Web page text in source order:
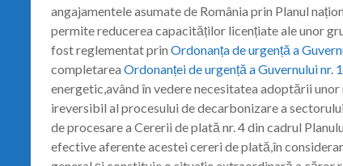
angajamentele asumate de România prin Planul
permite reducerea capacităților licențiate ale unor
fost reglementat prin Ordonanța de urgență a
completarea Ordonanței de urgență a Guvernului nr.
energetic,având în vedere necesitatea adoptării
ireversibil al procesului de decarbonizare a
de procesare a Cererii de plată nr. 4 din cadrul
efective aferente acestei cereri de plată,în